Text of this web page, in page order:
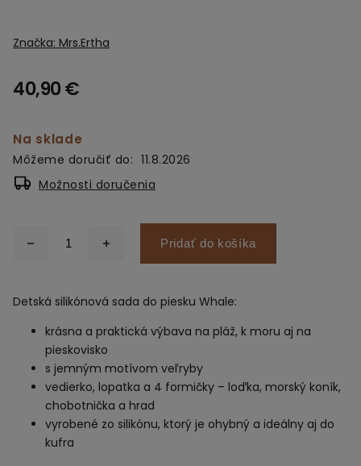
Značka: Mrs.Ertha
40,90 €
Na sklade
Môžeme doručiť do: 11.8.2026
Možnosti doručenia
Pridať do košíka
Detská silikónová sada do piesku Whale:
krásna a praktická výbava na pláž, k moru aj na
pieskovisko
s jemným motívom veľryby
vedierko, lopatka a 4 formičky – loďka, morský koník,
chobotnička a hrad
vyrobené zo silikónu, ktorý je ohybný a ideálny aj do
kufra